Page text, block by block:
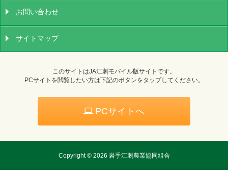
お問い合わせ
サイトマップ
このサイトはJA江刺モバイル版サイトです。
PCサイトを閲覧したい方は下記のボタンをタップしてください。
PCサイトへ
Copyright © 2026 岩手江刺農業協同組合